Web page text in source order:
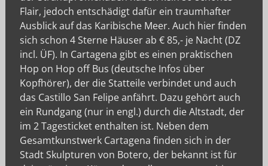
Flair, jedoch entschädigt dafür ein traumhafter
Ausblick auf das Karibische Meer. Auch hier finden
sich schon 4 Sterne Häuser ab € 85,- je Nacht (DZ
incl. ÜF). In Cartagena gibt es einen praktischen
Hop on Hop off Bus (deutsche Infos über
Kopfhörer), der die Statteile verbindet und auch
das Castillo San Felipe anfährt. Dazu gehört auch
ein Rundgang (nur in engl.) durch die Altstadt, der
im 2 Tagesticket enthalten ist. Neben dem
Gesamtkunstwerk Cartagena finden sich in der
Stadt Skulpturen von Botero, der bekannt ist für